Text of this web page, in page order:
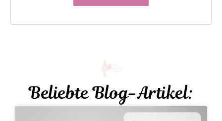
Beliebte Blog-Artikel: